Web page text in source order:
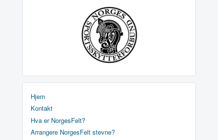
Hjem
Kontakt
Hva er NorgesFelt?
Arrangere NorgesFelt stevne?